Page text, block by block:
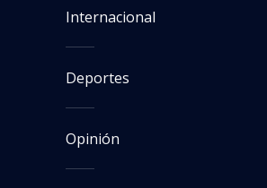
Internacional
Deportes
Opinión